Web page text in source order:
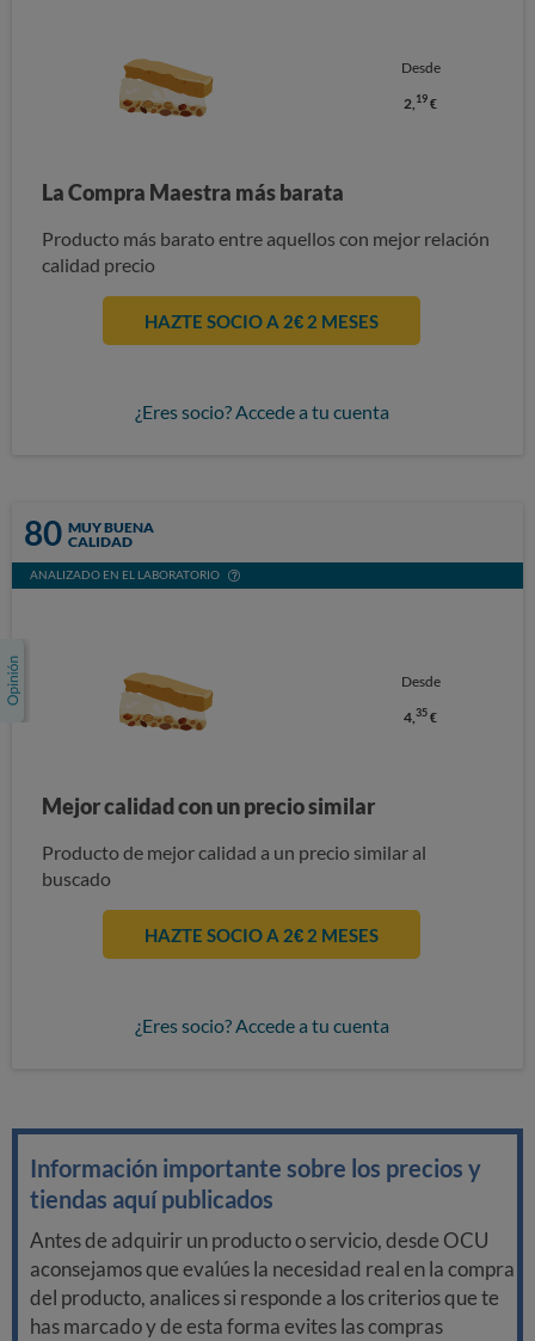
Desde
2, 19 €
La Compra Maestra más barata
Producto más barato entre aquellos con mejor relación
calidad precio
HAZTE SOCIO A 2€ 2 MESES
¿Eres socio? Accede a tu cuenta
80 MUY BUENA
CALIDAD
ANALIZADO EN EL LABORATORIO
Desde
4,35 €
Mejor calidad con un precio similar
Producto de mejor calidad a un precio similar al
buscado
HAZTE SOCIO A 2€ 2 MESES
¿Eres socio? Accede a tu cuenta
Información importante sobre los precios y
tiendas aquí publicados
Antes de adquirir un producto o servicio, desde OCU
aconsejamos que evalúes la necesidad real en la compra
del producto, analices si responde a los criterios que te
has marcado y de esta forma evites las compras